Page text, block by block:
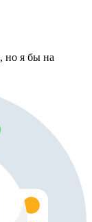
но я бы на